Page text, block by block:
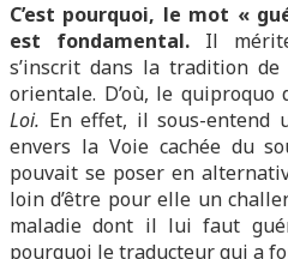
C’est pourquoi, le mot «
est fondamental.Il mérite
s’inscrit dans la tradition de
orientale. D’où, le
Loi. En effet, il sous-entend
envers la Voie cachée du
pouvait se poser en
loin d’être pour elle un
maladie dont il lui faut
pourquoi le traducteur qui a